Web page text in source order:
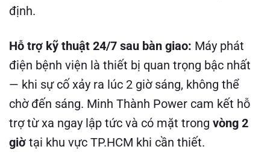
định.
Hỗ trợ kỹ thuật 24/7 sau bàn giao: Máy phát
điện bệnh viện là thiết bị quan trọng bậc nhất
— khi sự cố xảy ra lúc 2 giờ sáng, không thể
chờ đến sáng. Minh Thành Power cam kết hỗ
trợ từ xa ngay lập tức và có mặt trong vòng 2
giờ tại khu vực TP.HCM khi cần thiết.